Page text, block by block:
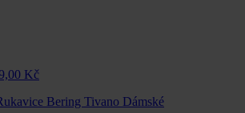
Kč
Bering Tivano Dámské